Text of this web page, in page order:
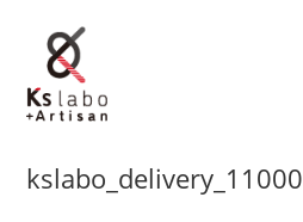
kslabo_delivery_11000